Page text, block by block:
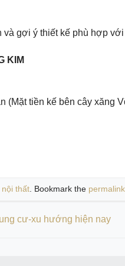
và gợi ý thiết kế phù hợp
KIM
(Mặt tiền kế bên cây xăng
thất. Bookmark the permalink.
cư-xu hướng hiện nay